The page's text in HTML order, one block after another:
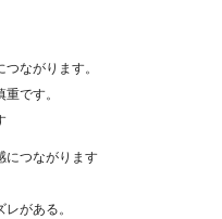
ながります。
です。
につながります
がある。